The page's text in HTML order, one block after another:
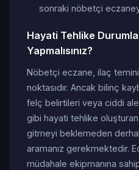
sonraki nöbetçi
Hayati Tehlike
Yapmalısınız?
Nöbetçi eczane, ilaç
noktasıdır. Ancak bilinç
felç belirtileri veya ciddi
gibi hayati tehlike
gitmeyi beklemeden derhal
aramanız gerekmektedir.
müdahale ekipmanına